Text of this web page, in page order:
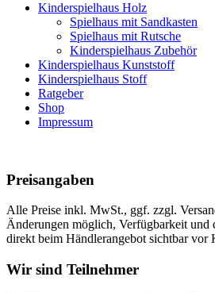
Kinderspielhaus Holz
Spielhaus mit Sandkasten
Spielhaus mit Rutsche
Kinderspielhaus Zubehör
Kinderspielhaus Kunststoff
Kinderspielhaus Stoff
Ratgeber
Shop
Impressum
Preisangaben
Alle Preise inkl. MwSt., ggf. zzgl.
Änderungen möglich, Verfügbarkeit und
direkt beim Händlerangebot sichtbar vor
Wir sind Teilnehmer